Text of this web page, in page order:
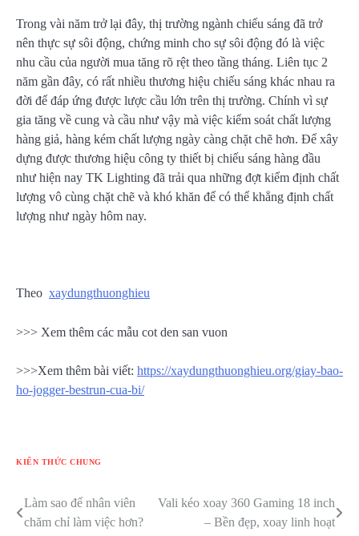
Trong vài năm trở lại đây, thị trường ngành chiếu sáng đã trở
nên thực sự sôi động, chứng minh cho sự sôi động đó là việc
nhu cầu của người mua tăng rõ rệt theo tầng tháng. Liên tục 2
năm gần đây, có rất nhiều thương hiệu chiếu sáng khác nhau ra
đời để đáp ứng được lược cầu lớn trên thị trường. Chính vì sự
gia tăng về cung và cầu như vậy mà việc kiểm soát chất lượng
hàng giả, hàng kém chất lượng ngày càng chặt chẽ hơn. Để xây
dựng được thương hiệu công ty thiết bị chiếu sáng hàng đầu
như hiện nay TK Lighting đã trải qua những đợt kiểm định chất
lượng vô cùng chặt chẽ và khó khăn để có thể khẳng định chất
lượng như ngày hôm nay.
Theo xaydungthuonghieu
>>> Xem thêm các mẫu cot den san vuon
>>>Xem thêm bài viết: https://xaydungthuonghieu.org/giay-bao-
ho-jogger-bestrun-cua-bi/
KIẾN THỨC CHUNG
Điều
Làm sao để nhân viên
chăm chỉ làm việc hơn?
Vali kéo xoay 360 Gaming 18 inch
– Bền đẹp, xoay linh hoạt